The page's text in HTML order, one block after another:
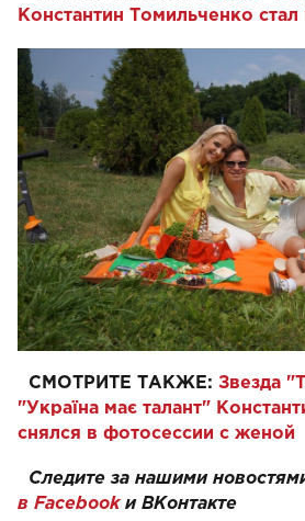
Константин Томильченко стал
СМОТРИТЕ ТАКЖЕ: Звезда
"Україна має талант"
снялся в фотосессии с женой
Следите за нашими
в Facebookи ВКонтакте